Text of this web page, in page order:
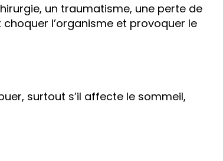
un traumatisme, une perte de
l’organisme et provoquer le
surtout s’il affecte le sommeil,